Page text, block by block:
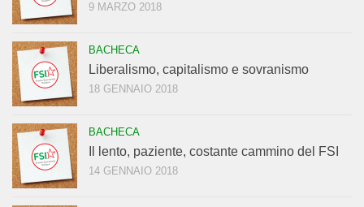
9 MARZO 2018
BACHECA
Liberalismo, capitalismo e sovranismo
18 GENNAIO 2018
BACHECA
Il lento, paziente, costante cammino del FSI
14 GENNAIO 2018